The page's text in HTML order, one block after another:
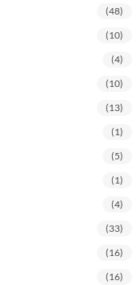
(48)
(10)
(4)
(10)
(13)
(1)
(5)
(1)
(4)
(33)
(16)
(16)